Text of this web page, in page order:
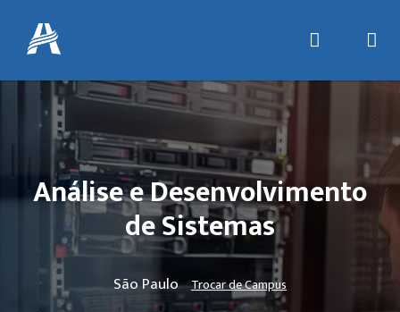
Análise e Desenvolvimento
de Sistemas
São Paulo Trocar de Campus